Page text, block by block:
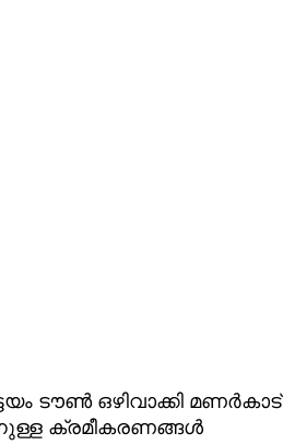
ഒഴിവാക്കി മണർകാട്
ക്രമീകരണങ്ങൾ